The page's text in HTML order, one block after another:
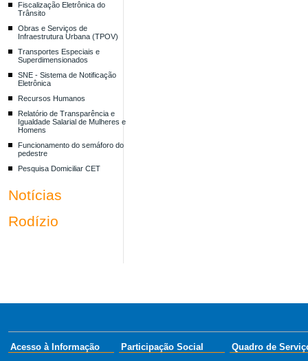
Fiscalização Eletrônica do
Trânsito
Obras e Serviços de
Infraestrutura Urbana (TPOV)
Transportes Especiais e
Superdimensionados
SNE - Sistema de Notificação
Eletrônica
Recursos Humanos
Relatório de Transparência e
Igualdade Salarial de Mulheres e
Homens
Funcionamento do semáforo do
pedestre
Pesquisa Domiciliar CET
Notícias
Rodízio
Acesso à Informação Participação Social Quadro de